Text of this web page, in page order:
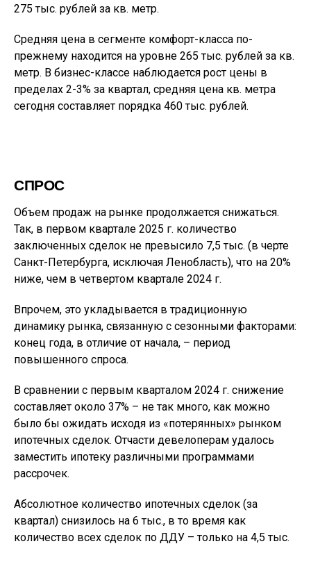
275 тыс. рублей за кв. метр.
Средняя цена в сегменте комфорт-класса по-
прежнему находится на уровне 265 тыс. рублей за кв.
метр. В бизнес-классе наблюдается рост цены в
пределах 2-3% за квартал, средняя цена кв. метра
сегодня составляет порядка 460 тыс. рублей.
СПРОС
Объем продаж на рынке продолжается снижаться.
Так, в первом квартале 2025 г. количество
заключенных сделок не превысило 7,5 тыс. (в черте
Санкт-Петербурга, исключая Ленобласть), что на 20%
ниже, чем в четвертом квартале 2024 г.
Впрочем, это укладывается в традиционную
динамику рынка, связанную с сезонными факторами:
конец года, в отличие от начала, – период
повышенного спроса.
В сравнении с первым кварталом 2024 г. снижение
составляет около 37% – не так много, как можно
было бы ожидать исходя из «потерянных» рынком
ипотечных сделок. Отчасти девелоперам удалось
заместить ипотеку различными программами
рассрочек.
Абсолютное количество ипотечных сделок (за
квартал) снизилось на 6 тыс., в то время как
количество всех сделок по ДДУ – только на 4,5 тыс.